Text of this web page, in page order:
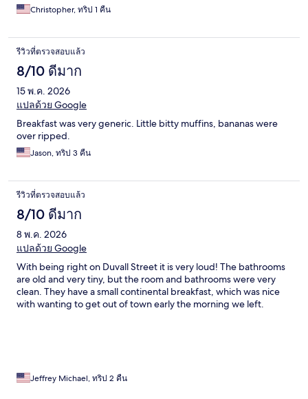
Christopher, ทริป 1 คืน
รีวิวที่ตรวจสอบแล้ว
8/10 ดีมาก
15 พ.ค. 2026
แปลด้วย Google
Breakfast was very generic. Little bitty muffins, bananas were
over ripped.
Jason, ทริป 3 คืน
รีวิวที่ตรวจสอบแล้ว
8/10 ดีมาก
8 พ.ค. 2026
แปลด้วย Google
With being right on Duvall Street it is very loud! The bathrooms
are old and very tiny, but the room and bathrooms were very
clean. They have a small continental breakfast, which was nice
with wanting to get out of town early the morning we left.
Jeffrey Michael, ทริป 2 คืน